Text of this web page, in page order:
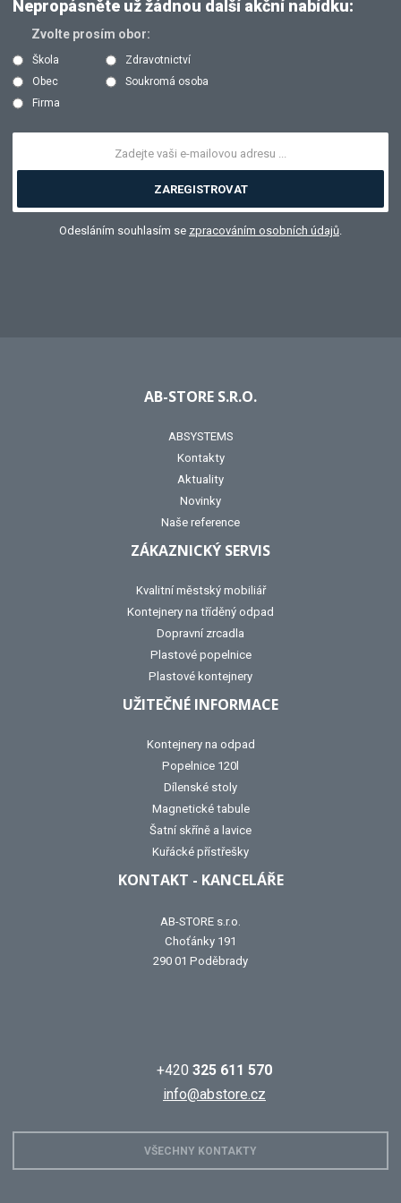
Nepropásněte už žádnou další akční nabídku:
Zvolte prosím obor:
Škola
Zdravotnictví
Obec
Soukromá osoba
Firma
ZAREGISTROVAT
Odesláním souhlasím se zpracováním osobních údajů
AB-STORE S.R.O.
ABSYSTEMS
Kontakty
Aktuality
Novinky
Naše reference
ZÁKAZNICKÝ SERVIS
Kvalitní městský mobiliář
Kontejnery na tříděný odpad
Dopravní zrcadla
Plastové popelnice
Plastové kontejnery
UŽITEČNÉ INFORMACE
Kontejnery na odpad
Popelnice 120l
Dílenské stoly
Magnetické tabule
Šatní skříně a lavice
Kuřácké přístřešky
KONTAKT - KANCELÁŘE
AB-STORE s.r.o.
Choťánky 191
290 01 Poděbrady
+420 325 611 570
info@abstore.cz
VŠECHNY KONTAKTY